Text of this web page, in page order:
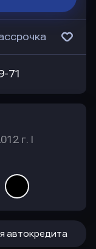
71
г. I
автокредита